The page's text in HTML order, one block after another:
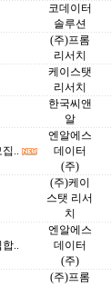
코데이터
솔루션
(주)프롬
리서치
케이스탯
리서치
한국씨앤
알
..
엔알에스
데이터
(주)
(주)케이
스탯 리서
치
..
엔알에스
데이터
(주)
(주)프롬